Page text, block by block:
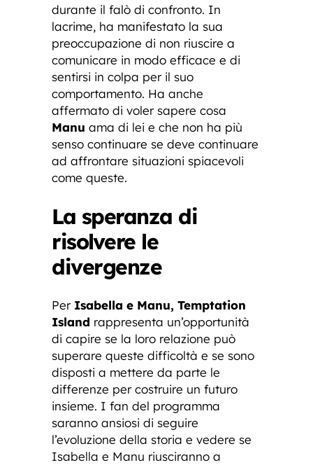
durante il falò di confronto. In
lacrime, ha manifestato la sua
preoccupazione di non riuscire a
comunicare in modo efficace e di
sentirsi in colpa per il suo
comportamento. Ha anche
affermato di voler sapere cosa
Manu ama di lei e che non ha più
senso continuare se deve continuare
ad affrontare situazioni spiacevoli
come queste.
La speranza di
risolvere le
divergenze
Per Isabella e Manu, Temptation
Island rappresenta un’opportunità
di capire se la loro relazione può
superare queste difficoltà e se sono
disposti a mettere da parte le
differenze per costruire un futuro
insieme. I fan del programma
saranno ansiosi di seguire
l’evoluzione della storia e vedere se
Isabella e Manu riusciranno a